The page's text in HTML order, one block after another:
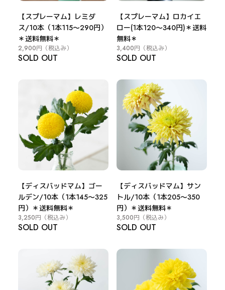
【スプレーマム】レミダ
ス/10本（1本115～290円）
＊送料無料＊
2,900円 （税込み）
SOLD OUT
【スプレーマム】ロカイエ
ロー(1本120～340円)＊送料
無料＊
3,400円 （税込み）
SOLD OUT
【ディスバッドマム】ゴー
ルデン/10本（1本145～325
円）＊送料無料＊
3,250円 （税込み）
SOLD OUT
【ディスバッドマム】サン
トル/10本（1本205～350
円）＊送料無料＊
3,500円 （税込み）
SOLD OUT